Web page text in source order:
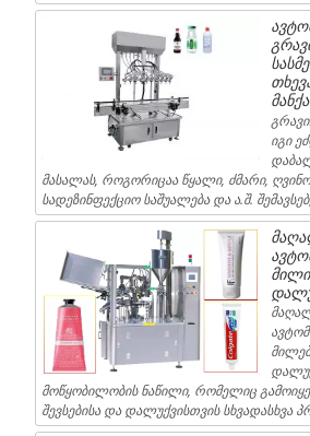
იგი
მასალას, როგორიცაა წყალი, ძმარი,
სადეზინფექციო საშუალება და ა.შ.
მოწყობილობის ნაწილი, რომელიც
შევსებისა და დალუქვისთვის სხვადასხვა